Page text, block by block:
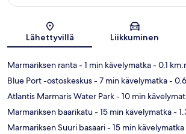
Kartta
Lähettyvillä Liikkuminen
Marmariksen ranta- 1 min kävelymatka- 0.1
Blue Port -ostoskeskus- 7 min kävelymatka-
Atlantis Marmaris Water Park- 10 min
Marmariksen baarikatu- 15 min kävelymatka-
Marmariksen Suuri basaari- 15 min kävelymatka